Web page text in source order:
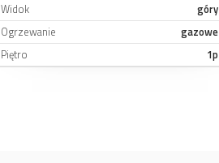
Widok
góry
Ogrzewanie
gazowe
Piętro
1p